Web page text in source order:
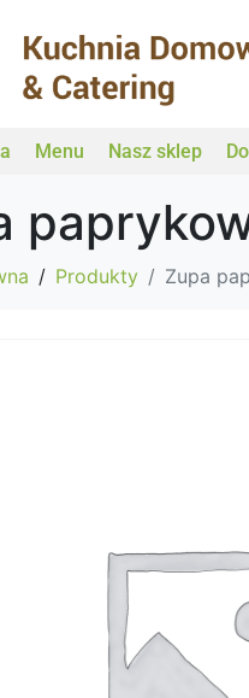
Menu Nasz sklep
Produkty Zupa